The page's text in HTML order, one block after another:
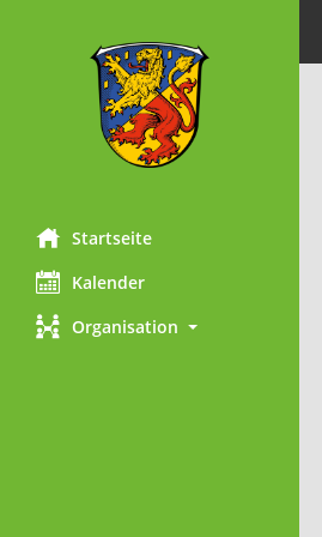
Startseite
Kalender
Organisation